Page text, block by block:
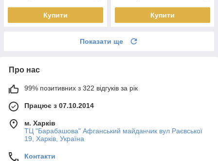
Купити Купити
Показати ще
Про нас
99% позитивних з 322 відгуків за рік
Працює з 07.10.2014
м. Харків
ТЦ "Барабашова" Афганський майданчик вул Раєвської
19, Харків, Україна
Контакти